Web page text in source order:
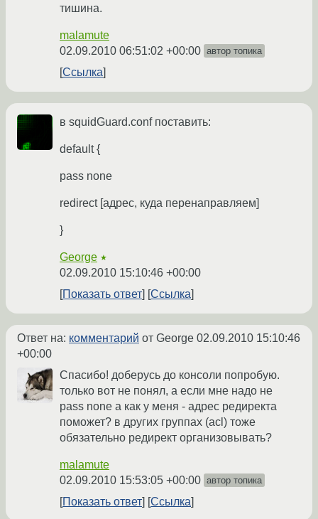
тишина.
malamute
02.09.2010 06:51:02 +00:00 автор топика
Ссылка
в squidGuard.conf поставить:
default {
pass none
redirect [адрес, куда перенаправляем]
}
George ★
02.09.2010 15:10:46 +00:00
Показать ответ
Ссылка
Ответ на: комментарий от George 02.09.2010 15:10:46
+00:00
Спасибо! доберусь до консоли попробую.
только вот не понял, а если мне надо не
pass none а как у меня - адрес редиректа
поможет? в других группах (acl) тоже
обязательно редирект организовывать?
malamute
02.09.2010 15:53:05 +00:00 автор топика
Показать ответ Ссылка